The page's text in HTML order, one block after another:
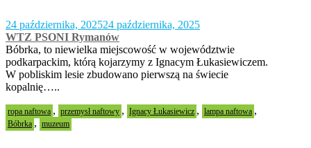
24 października, 202524 października, 2025
WTZ PSONI Rymanów
Bóbrka, to niewielka miejscowość w województwie
podkarpackim, którą kojarzymy z Ignacym Łukasiewiczem.
W pobliskim lesie zbudowano pierwszą na świecie
kopalnię…..
ropa naftowa , przemysł naftowy , Ignacy Łukasiewicz , lampa naftowa ,
Bóbrka , muzeum